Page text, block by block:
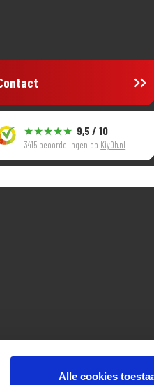
Alle cookies
9,5 / 10
3415 beoordelingen op KiyOh.nl